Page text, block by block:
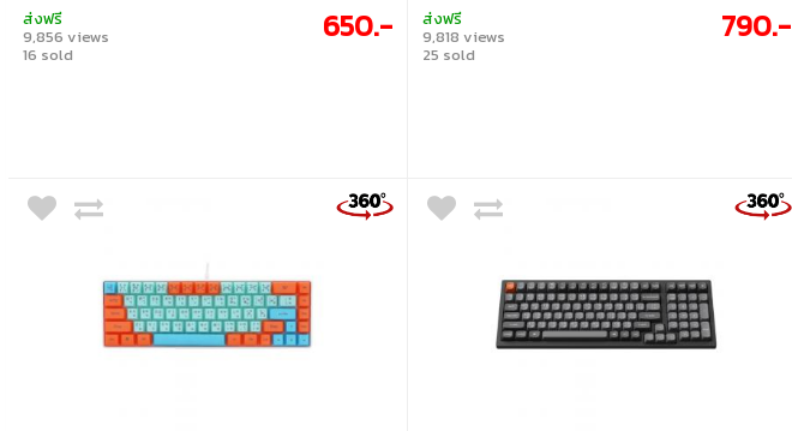
ส่งฟรี
9,856 views
16 sold
650.- ส่งฟรี
9,818 views
25 sold
790.-